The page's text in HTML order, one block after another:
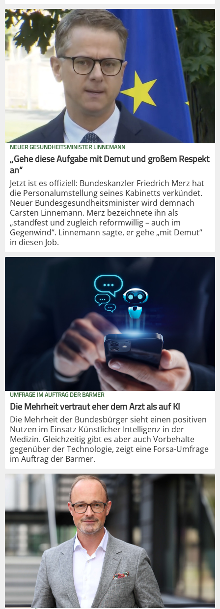
NEUER GESUNDHEITSMINISTER LINNEMANN
„Gehe diese Aufgabe mit Demut und großem Respekt
an“
Jetzt ist es offiziell: Bundeskanzler Friedrich Merz hat
die Personalumstellung seines Kabinetts verkündet.
Neuer Bundesgesundheitsminister wird demnach
Carsten Linnemann. Merz bezeichnete ihn als
„standfest und zugleich reformwillig – auch im
Gegenwind“. Linnemann sagte, er gehe „mit Demut“
in diesen Job.
UMFRAGE IM AUFTRAG DER BARMER
Die Mehrheit vertraut eher dem Arzt als auf KI
Die Mehrheit der Bundesbürger sieht einen positiven
Nutzen im Einsatz Künstlicher Intelligenz in der
Medizin. Gleichzeitig gibt es aber auch Vorbehalte
gegenüber der Technologie, zeigt eine Forsa-Umfrage
im Auftrag der Barmer.